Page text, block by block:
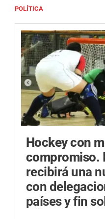
POLÍTICA
Hockey con
compromiso.
recibirá una
con
países y fin